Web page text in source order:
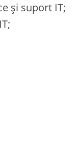
și suport IT;